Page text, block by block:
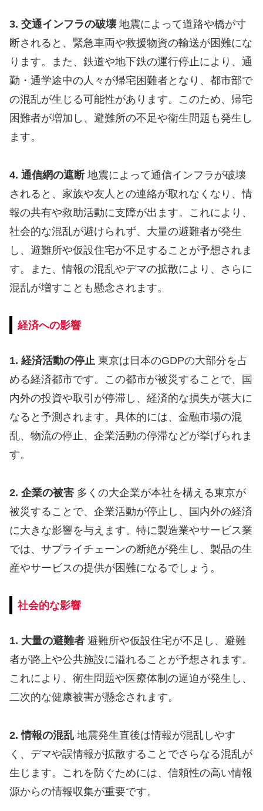
3. 交通インフラの破壊 地震によって道路や橋が寸
断されると、緊急車両や救援物資の輸送が困難にな
ります。また、鉄道や地下鉄の運行停止により、通
勤・通学途中の人々が帰宅困難者となり、都市部で
の混乱が生じる可能性があります。このため、帰宅
困難者が増加し、避難所の不足や衛生問題も発生し
ます。
4. 通信網の遮断地震によって通信インフラが破壊
されると、家族や友人との連絡が取れなくなり、情
報の共有や救助活動に支障が出ます。これにより、
社会的な混乱が避けられず、大量の避難者が発生
し、避難所や仮設住宅が不足することが予想されま
す。また、情報の混乱やデマの拡散により、さらに
混乱が増すことも懸念されます。
経済への影響
1. 経済活動の停止 東京は日本のGDPの大部分を占
める経済都市です。この都市が被災することで、国
内外の投資や取引が停滞し、経済的な損失が甚大に
なると予測されます。具体的には、金融市場の混
乱、物流の停止、企業活動の停滞などが挙げられま
す。
2. 企業の被害 多くの大企業が本社を構える東京が
被災することで、企業活動が停止し、国内外の経済
に大きな影響を与えます。特に製造業やサービス業
では、サプライチェーンの断絶が発生し、製品の生
産やサービスの提供が困難になるでしょう。
社会的な影響
1. 大量の避難者 避難所や仮設住宅が不足し、避難
者が路上や公共施設に溢れることが予想されます。
これにより、衛生問題や医療体制の逼迫が発生し、
二次的な健康被害が懸念されます。
2. 情報の混乱地震発生直後は情報が混乱しやす
く、デマや誤情報が拡散することでさらなる混乱が
生じます。これを防ぐためには、信頼性の高い情報
源からの情報収集が重要です。